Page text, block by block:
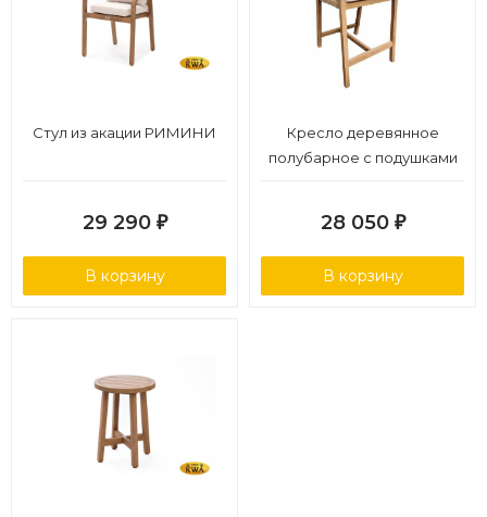
Стул из акации РИМИНИ
29 290 ₽
В корзину
Кресло деревянное
полубарное с подушками
28 050 ₽
В корзину